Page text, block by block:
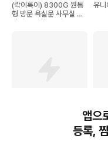
(락이록이) 8300G 원통
형 방문 욕실문 사무실 손
유니
[로켓프레시] 맛젤 칠레산
동
회 2
앱으
등록,